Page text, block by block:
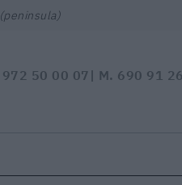
(peninsula)
972 50 00 07 | M. 690 91